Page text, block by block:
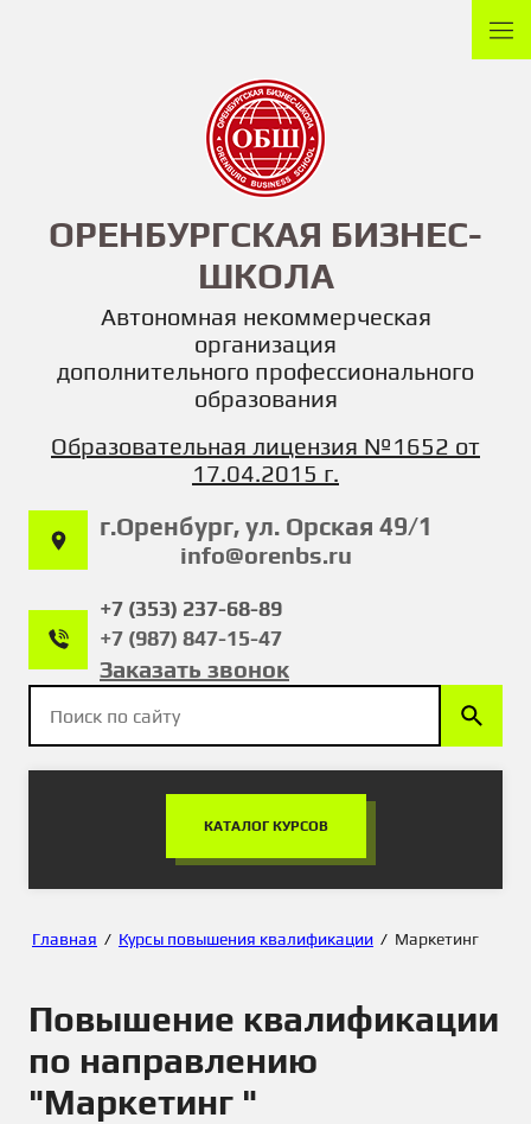
ОРЕНБУРГСКАЯ БИЗНЕС-
ШКОЛА
Автономная некоммерческая
организация
дополнительного профессионального
образования
Образовательная лицензия №1652 от
17.04.2015 г.
г.Оренбург, ул. Орская 49/1
info@orenbs.ru
+7 (353) 237-68-89
+7 (987) 847-15-47
Заказать звонок
КАТАЛОГ КУРСОВ
Главная / Курсы повышения квалификации / Маркетинг
Повышение квалификации
по направлению
"Маркетинг "